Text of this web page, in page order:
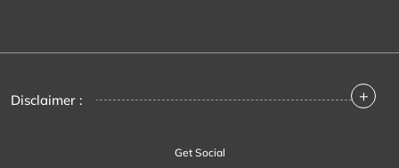
Disclaimer : +
Get Social